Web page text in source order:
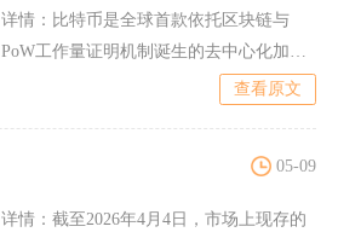
详情： 比特币是全球首款依托区块链与
PoW工作量证明机制诞生的去中心化加密
查看原文
05-09
详情： 截至2026年4月4日，市场上现存的